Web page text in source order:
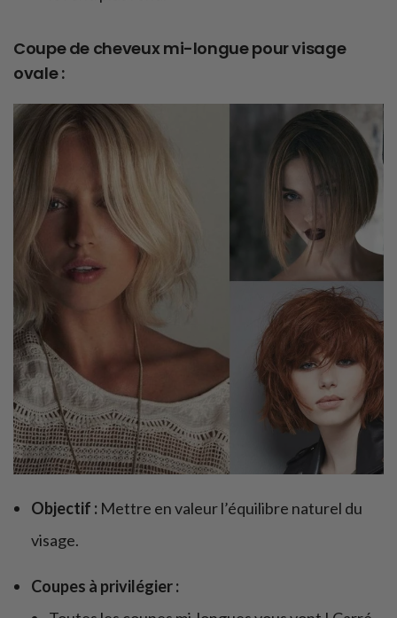
Coupe de cheveux mi-longue pour visage
ovale :
Objectif : Mettre en valeur l’équilibre naturel du
visage.
Coupes à privilégier :